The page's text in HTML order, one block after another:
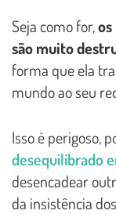
Seja como for,
são muito
forma que ela
mundo ao seu
Isso é perigoso,
desequilibrado
desencadear
da insistência